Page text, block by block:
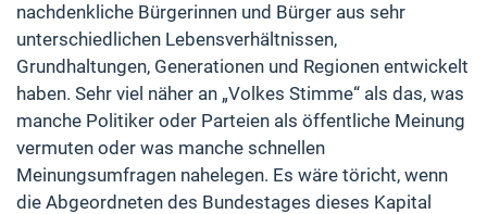
nachdenkliche Bürgerinnen und Bürger aus sehr
unterschiedlichen Lebensverhältnissen,
Grundhaltungen, Generationen und Regionen entwickelt
haben. Sehr viel näher an „Volkes Stimme“ als das, was
manche Politiker oder Parteien als öffentliche Meinung
vermuten oder was manche schnellen
Meinungsumfragen nahelegen. Es wäre töricht, wenn
die Abgeordneten des Bundestages dieses Kapital